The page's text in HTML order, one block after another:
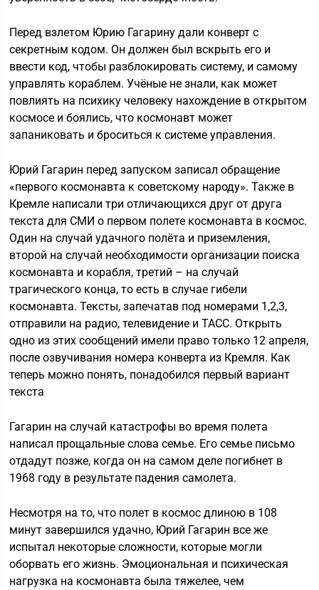
Перед взлетом Юрию Гагарину дали конверт с
секретным кодом. Он должен был вскрыть его и
ввести код, чтобы разблокировать систему, и самому
управлять кораблем. Учёные не знали, как может
повлиять на психику человеку нахождение в открытом
космосе и боялись, что космонавт может
запаниковать и броситься к системе управления.
Юрий Гагарин перед запуском записал обращение
«первого космонавта к советскому народу». Также в
Кремле написали три отличающихся друг от друга
текста для СМИ о первом полете космонавта в космос.
Один на случай удачного полёта и приземления,
второй на случай необходимости организации поиска
космонавта и корабля, третий – на случай
трагического конца, то есть в случае гибели
космонавта. Тексты, запечатав под номерами 1,2,3,
отправили на радио, телевидение и ТАСС. Открыть
одно из этих сообщений имели право только 12 апреля,
после озвучивания номера конверта из Кремля. Как
теперь можно понять, понадобился первый вариант
текста
Гагарин на случай катастрофы во время полета
написал прощальные слова семье. Его семье письмо
отдадут позже, когда он на самом деле погибнет в
1968 году в результате падения самолета.
Несмотря на то, что полет в космос длиною в 108
минут завершился удачно, Юрий Гагарин все же
испытал некоторые сложности, которые могли
оборвать его жизнь. Эмоциональная и психическая
нагрузка на космонавта была тяжелее, чем